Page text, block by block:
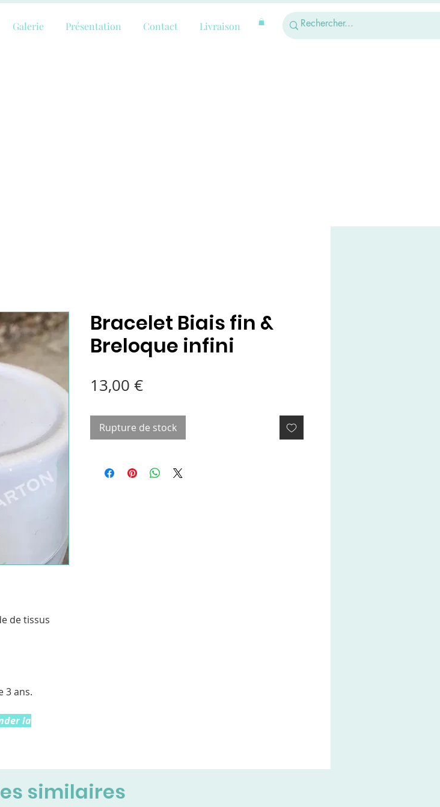
Galerie Présentation Contact Livraison
de tissus
3 ans.
la
Bracelet Biais fin &
Breloque infini
13,00 €Prix
Rupture de stock
similaires